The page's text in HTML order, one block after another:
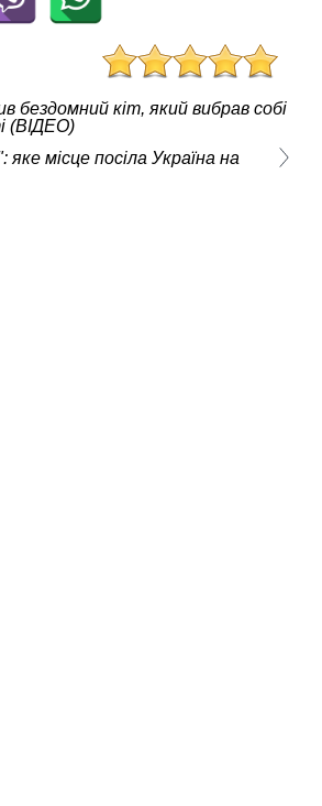
бездомний кіт, який вибрав собі
(ВІДЕО)
місце посіла Україна на